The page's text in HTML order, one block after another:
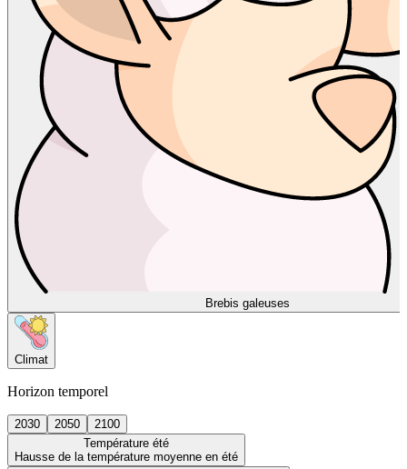
Brebis galeuses
Climat
Horizon temporel
2030 2050
2100
Température été
Hausse de la température moyenne en été